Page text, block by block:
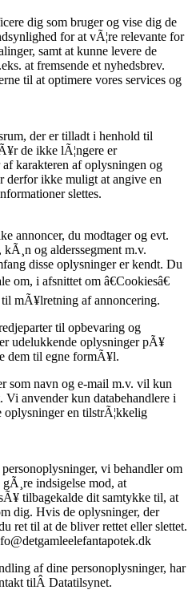
dig som bruger og vise dig de
for at vÃ¦re relevante for
samt at kunne levere de
at fremsende et nyhedsbrev.
til at optimere vores services og
der er tilladt i henhold til
de ikke lÃ¦ngere er
karakteren af oplysningen og
derfor ikke muligt at angive en
slettes.
annoncer, du modtager og evt.
og alderssegment m.v.
disse oplysninger er kendt. Du
om, i afsnittet om â€Cookiesâ€
mÃ¥lretning af annoncering.
til opbevaring og
udelukkende oplysninger pÃ¥
dem til egne formÃ¥l.
som navn og e-mail m.v. vil kun
anvender kun databehandlere i
en tilstrÃ¦kkelig
vi behandler om
indsigelse mod, at
tilbagekalde dit samtykke til, at
dig. Hvis de oplysninger, der
ret til at de bliver rettet eller slettet.
af dine personoplysninger, har
tilÂ Datatilsynet.